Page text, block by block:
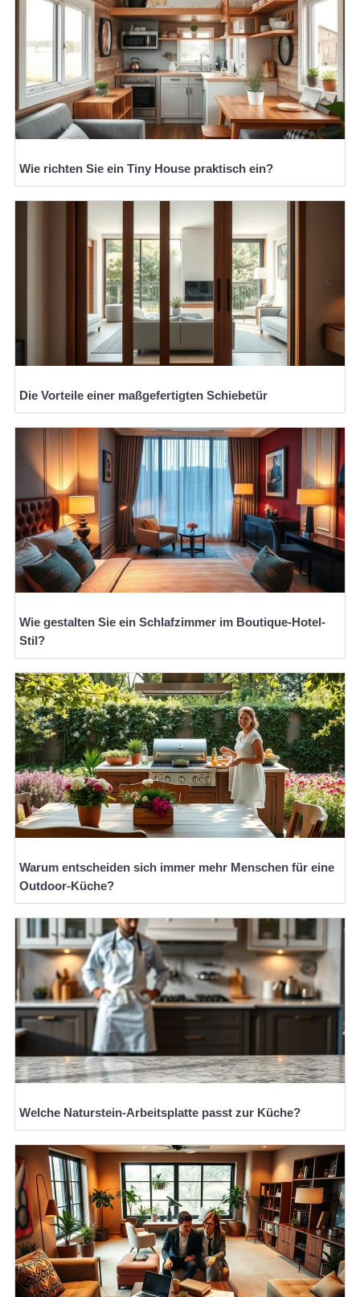
Wie richten Sie ein Tiny House praktisch ein?
Die Vorteile einer maßgefertigten Schiebetür
Wie gestalten Sie ein Schlafzimmer im Boutique-Hotel-
Stil?
Warum entscheiden sich immer mehr Menschen für eine
Outdoor-Küche?
Welche Naturstein-Arbeitsplatte passt zur Küche?